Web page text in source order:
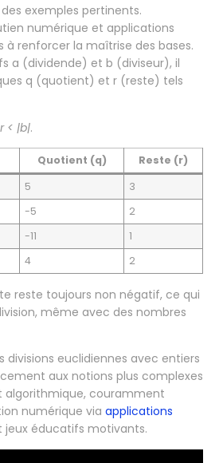
exemples pertinents.
numérique et applications
à renforcer la maîtrise des bases.
a (dividende) et b (diviseur), il
q (quotient) et r (reste) tels
< |b|.
Quotient (q)
Reste (r)
5
3
-5
2
-11
1
4 2
reste toujours non négatif, ce qui
même avec des nombres
divisions euclidiennes avec entiers
aux notions plus complexes
couramment
numérique via applications
jeux éducatifs motivants.